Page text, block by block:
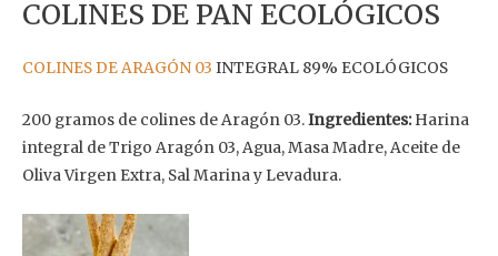
COLINES DE PAN ECOLÓGICOS
COLINES DE ARAGÓN 03 INTEGRAL 89% ECOLÓGICOS
200 gramos de colines de Aragón 03.Ingredientes: Harina
integral de Trigo Aragón 03, Agua, Masa Madre, Aceite de
Oliva Virgen Extra, Sal Marina y Levadura.